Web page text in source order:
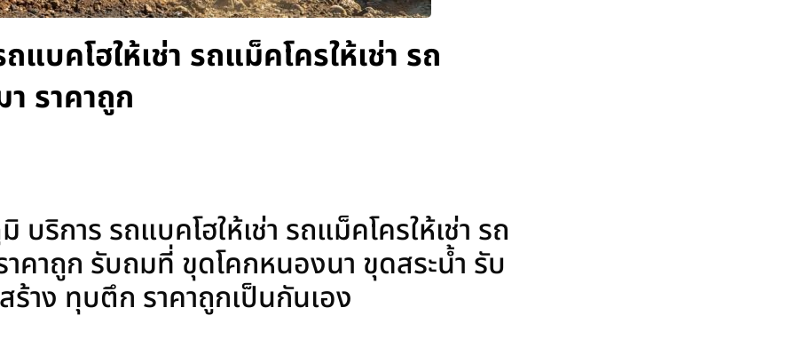
บคโฮให้เช่า รถแม็คโครให้เช่า รถ
ราคาถูก
การ รถแบคโฮให้เช่า รถแม็คโครให้เช่า รถ
คาถูก รับถมที่ ขุดโคกหนองนา ขุดสระน้ำ รับ
าง ทุบตึก ราคาถูกเป็นกันเอง